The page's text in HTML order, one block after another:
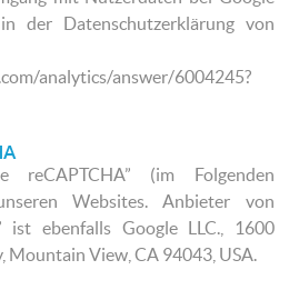
der Datenschutzerklärung von
analytics/answer/6004245?
reCAPTCHA” (im Folgenden
Websites. Anbieter von
ist ebenfalls Google LLC., 1600
Mountain View, CA 94043, USA.